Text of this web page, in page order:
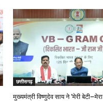
छत्तीसगढ़
मुख्यमंत्री विष्णुदेव साय ने ‘मेरी बेटी–मेरा